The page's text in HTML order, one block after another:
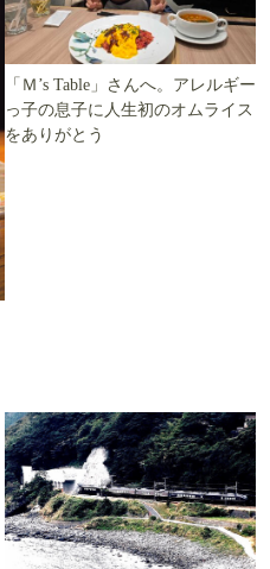
「Ｍ’s Table」さんへ。アレルギー
っ子の息子に人生初のオムライス
をありがとう